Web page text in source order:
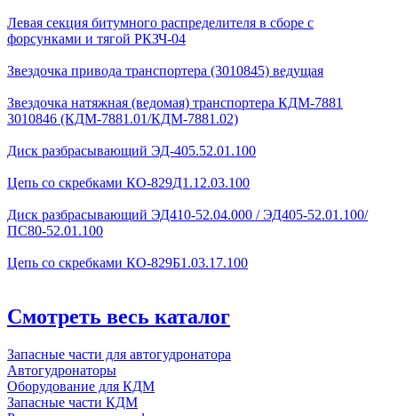
Левая секция битумного распределителя в сборе с
форсунками и тягой РКЗЧ-04
Звездочка привода транспортера (3010845) ведущая
Звездочка натяжная (ведомая) транспортера КДМ-7881
3010846 (КДМ-7881.01/КДМ-7881.02)
Диск разбрасывающий ЭД-405.52.01.100
Цепь со скребками КО-829Д1.12.03.100
Диск разбрасывающий ЭД410-52.04.000 / ЭД405-52.01.100/
ПС80-52.01.100
Цепь со скребками КО-829Б1.03.17.100
Смотреть весь каталог
Запасные части для автогудронатора
Автогудронаторы
Оборудование для КДМ
Запасные части КДМ